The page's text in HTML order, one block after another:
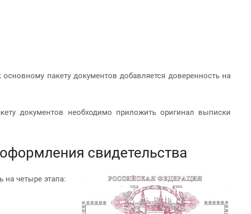
пакету документов добавляется доверенность на
документов необходимо приложить оригинал выписки
свидетельства
на четыре этапа: